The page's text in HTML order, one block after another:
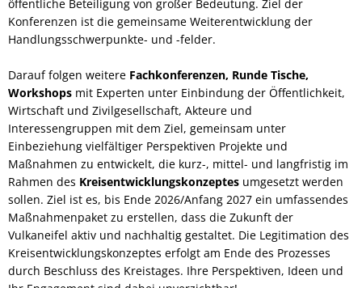
öffentliche Beteiligung von großer Bedeutung. Ziel der
Konferenzen ist die gemeinsame Weiterentwicklung der
Handlungsschwerpunkte- und -felder.
Darauf folgen weitere Fachkonferenzen, Runde Tische,
Workshops mit Experten unter Einbindung der Öffentlichkeit,
Wirtschaft und Zivilgesellschaft, Akteure und
Interessengruppen mit dem Ziel, gemeinsam unter
Einbeziehung vielfältiger Perspektiven Projekte und
Maßnahmen zu entwickelt, die kurz-, mittel- und langfristig im
Rahmen des Kreisentwicklungskonzeptes umgesetzt werden
sollen. Ziel ist es, bis Ende 2026/Anfang 2027 ein umfassendes
Maßnahmenpaket zu erstellen, dass die Zukunft der
Vulkaneifel aktiv und nachhaltig gestaltet. Die Legitimation des
Kreisentwicklungskonzeptes erfolgt am Ende des Prozesses
durch Beschluss des Kreistages. Ihre Perspektiven, Ideen und